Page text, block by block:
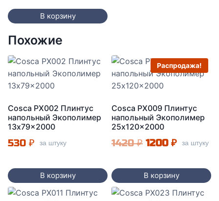
В корзину
Похожие
Cosca PX002 Плинтус
напольный Экополимер
13x79x2000
530 ₽ за штуку
В корзину
Распродажа!
Cosca PX009 Плинтус
напольный Экополимер
25x120x2000
1420₽
составляла
1420 ₽.
1200 ₽Текущая
1200 ₽.
за штуку
В корзину